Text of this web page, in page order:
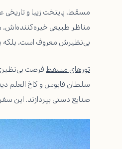
مسقط، پایتخت زیبا و
مناظر طبیعی
بی‌نظیرش معروف است، بلکه
تورهای مسقطفرصت
صنایع دستی بپردازند. این